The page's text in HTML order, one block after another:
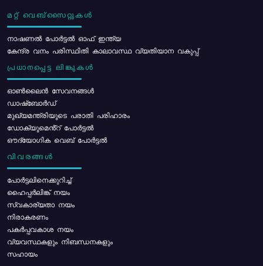
മറ്റ് വെബ്സൈറ്റുകൾ
നാഷണൽ പോർട്ടൽ ഓഫ് ഇന്ത്യ
കേന്ദ്ര വനം പരിസ്ഥിതി കാലാവസ്ഥ വ്യതിയാന വകുപ്പ്
പ്രധാനപ്പെട്ട ലിങ്കുകൾ
ഓൺലൈൻ സേവനങ്ങൾ
ഡാഷ്ബോർഡ്
മുഖ്യമന്ത്രിയുടെ പരാതി പരിഹാരം
ഡോക്യുമെൻ്റ് പോർട്ടൽ
ഔദ്യോഗിക വെബ് പോർട്ടൽ
വിവരങ്ങൾ
പോര്‍ട്ടലിനെക്കുറിച്ച്
ഹൈപ്പർലിങ്ക് നയം
സ്വകാര്യതാ നയം
നിരാകരണം
പകർപ്പവകാശ നയം
വ്യവസ്ഥകളും നിബന്ധനകളും
സഹായം